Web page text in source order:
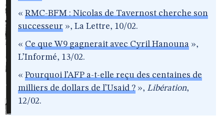
« RMC-BFM : Nicolas de Tavernost cherche son
successeur », La Lettre, 10/02.
« Ce que W9 gagnerait avec Cyril Hanouna »,
L’Informé, 13/02.
« Pourquoi l’AFP a-t-elle reçu des centaines de
milliers de dollars de l’Usaid ? », Libération,
12/02.